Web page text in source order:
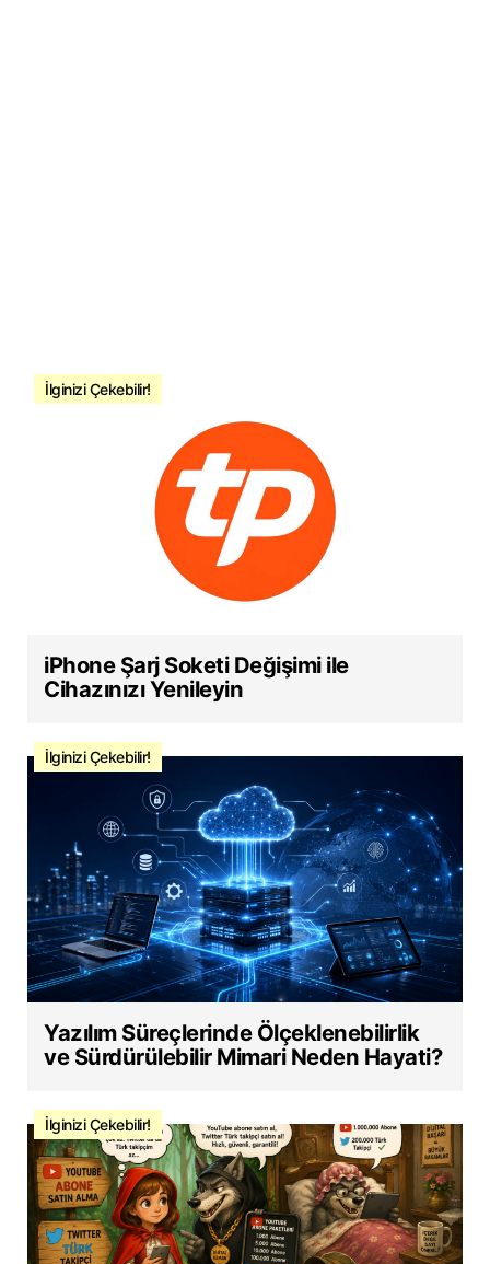
İlginizi Çekebilir!
iPhone Şarj Soketi Değişimi ile
Cihazınızı Yenileyin
İlginizi Çekebilir!
Yazılım Süreçlerinde Ölçeklenebilirlik
ve Sürdürülebilir Mimari Neden Hayati?
İlginizi Çekebilir!